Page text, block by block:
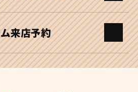
来店予約